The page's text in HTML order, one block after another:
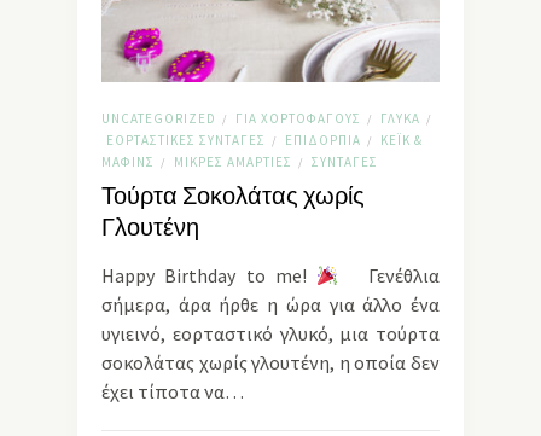
UNCATEGORIZED / ΓΙΑ ΧΟΡΤΟΦΆΓΟΥΣ / ΓΛΥΚΆ /
ΕΟΡΤΑΣΤΙΚΈΣ ΣΥΝΤΑΓΈΣ / ΕΠΙΔΌΡΠΙΑ /
ΚΈΙΚ &
ΜΆΦΙΝΣ
/ ΜΙΚΡΈΣ ΑΜΑΡΤΊΕΣ / ΣΥΝΤΑΓΈΣ
Τούρτα Σοκολάτας χωρίς
Γλουτένη
Happy Birthday to me!
Γενέθλια
σήμερα, άρα ήρθε η ώρα για άλλο ένα
υγιεινό, εορταστικό γλυκό, μια τούρτα
σοκολάτας χωρίς γλουτένη, η οποία δεν
έχει τίποτα να…